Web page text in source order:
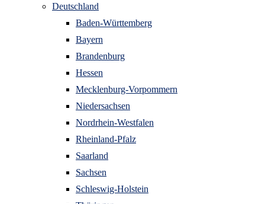
Deutschland
Baden-Württemberg
Bayern
Brandenburg
Hessen
Mecklenburg-Vorpommern
Niedersachsen
Nordrhein-Westfalen
Rheinland-Pfalz
Saarland
Sachsen
Schleswig-Holstein